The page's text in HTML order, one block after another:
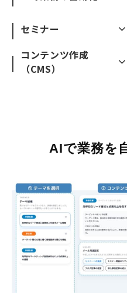
セミナー
コンテンツ作成
（CMS）
AIで業務を